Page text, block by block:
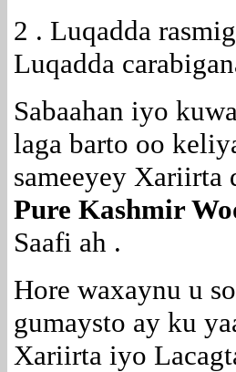
2 . Luqadda
Luqadda
Sabaahan iyo
laga barto oo
sameeyey Xariirta
Pure Kashmir
Saafi ah .
Hore waxaynu u
gumaysto ay ku
Xariirta iyo